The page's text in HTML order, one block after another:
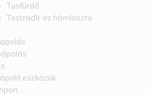
Tusfürdő
Testradír és hámlasztó
eszközök